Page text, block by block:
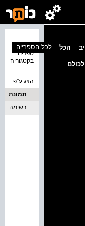
יב הכל
לכולם
ספרים
בקטגוריה
לכל הספרייה
הצג ע''פ:
תמונת
כריכה
רשימה